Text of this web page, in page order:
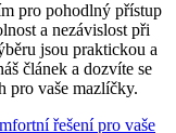
pro pohodlný přístup
a nezávislost při
jsou praktickou a
článek a dozvíte se
pro vaše mazlíčky.
řešení pro vaše